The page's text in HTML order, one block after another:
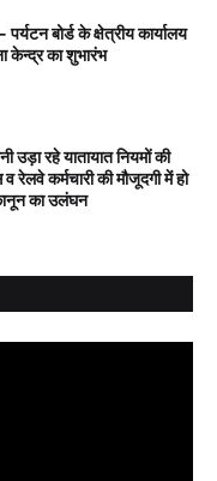
बोर्ड के क्षेत्रीय कार्यालय
केन्द्र का शुभारंभ
उड़ा रहे यातायात नियमों की
रेलवे कर्मचारी की मौजूदगी में हो
का उलंघन